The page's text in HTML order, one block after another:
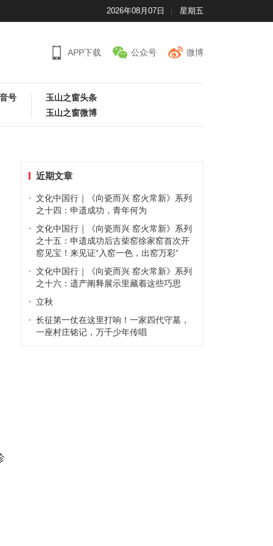
2026年08月07日 星期五
APP下载 公众号 微博
号
玉山之窗头条
玉山之窗微博
近期文章
文化中国行｜《向瓷而兴 窑火常新》系列
之十四：申遗成功，青年何为
文化中国行｜《向瓷而兴 窑火常新》系列
之十五：申遗成功后古柴窑徐家窑首次开
窑见宝！来见证“入窑一色，出窑万彩”
文化中国行｜《向瓷而兴 窑火常新》系列
之十六：遗产阐释展示里藏着这些巧思
立秋
长征第一仗在这里打响！一家四代守墓，
一座村庄铭记，万千少年传唱